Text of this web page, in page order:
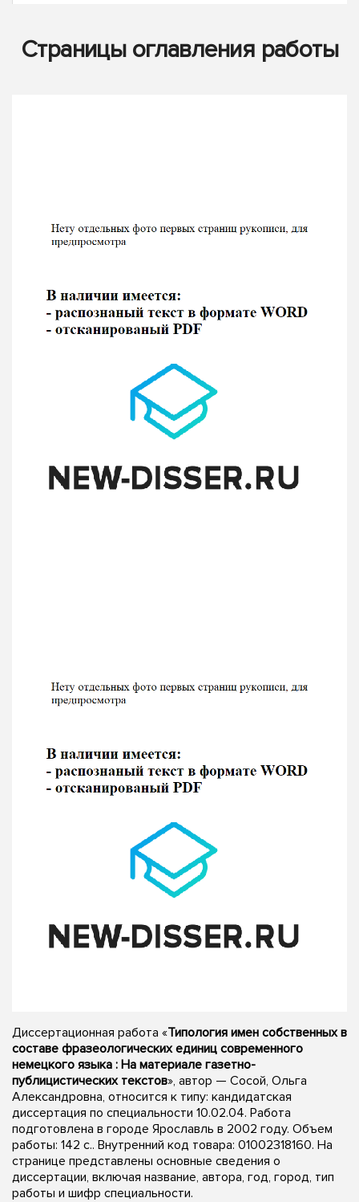
Страницы оглавления работы
Диссертационная работа «Типология имен собственных в
составе фразеологических единиц современного
немецкого языка : На материале газетно-
публицистических текстов», автор — Сосой, Ольга
Александровна, относится к типу: кандидатская
диссертация по специальности 10.02.04. Работа
подготовлена в городе Ярославль в 2002 году. Объем
работы: 142 с.. Внутренний код товара: 01002318160. На
странице представлены основные сведения о
диссертации, включая название, автора, год, город, тип
работы и шифр специальности.